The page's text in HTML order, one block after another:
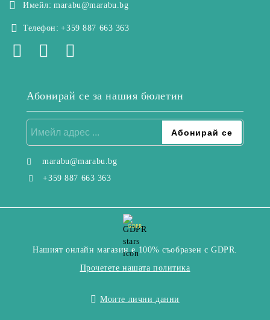
Имейл: marabu@marabu.bg
Телефон: +359 887 663 363
Абонирай се за нашия бюлетин
marabu@marabu.bg
+359 887 663 363
GDPR
Нашият онлайн магазин е 100% съобразен с GDPR.
Прочетете нашата политика
Моите лични данни